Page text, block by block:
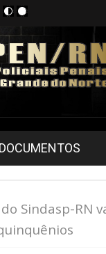
DOCUMENTOS
Sindasp-RN